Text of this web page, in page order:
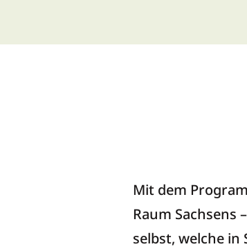
Mit dem
Raum
selbst, welche in